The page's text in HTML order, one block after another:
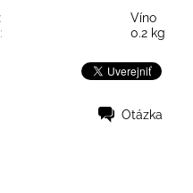
Víno
0.2 kg
Otázka